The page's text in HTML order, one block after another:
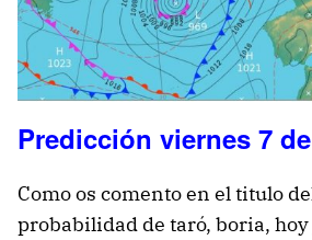
Predicción viernes 7
Como os comento en el titulo
probabilidad de taró, boria, hoy